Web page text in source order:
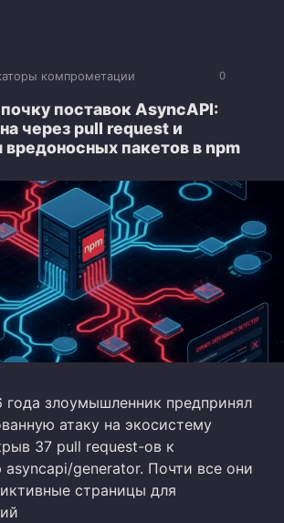
0
компрометации
поставок AsyncAPI:
через pull request и
вредоносных пакетов в npm
года злоумышленник предпринял
атаку на экосистему
37 pull request-ов к
asyncapi/generator. Почти все они
страницы для